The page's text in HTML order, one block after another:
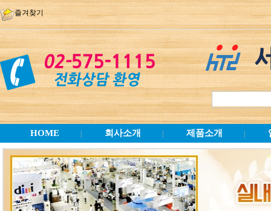
즐겨찾기
HOME 회사소개 제품소개